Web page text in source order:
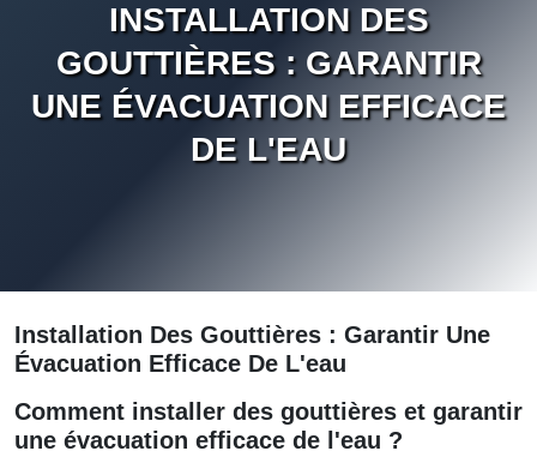
INSTALLATION DES
GOUTTIÈRES : GARANTIR
UNE ÉVACUATION EFFICACE
DE L'EAU
Installation Des Gouttières : Garantir Une
Évacuation Efficace De L'eau
Comment installer des gouttières et garantir
une évacuation efficace de l'eau ?